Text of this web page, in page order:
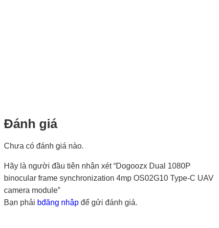
Đánh giá
Chưa có đánh giá nào.
Hãy là người đầu tiên nhận xét “Dogoozx Dual 1080P
binocular frame synchronization 4mp OS02G10 Type-C UAV
camera module”
Bạn phải bđăng nhập để gửi đánh giá.